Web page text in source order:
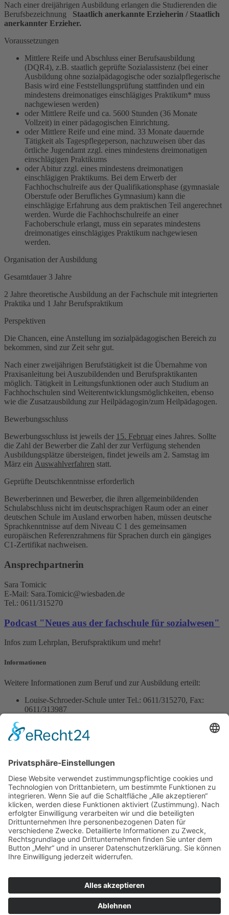
Nach einer dreijährigen Ausbildung erlangen die Studierenden die
Berufsbezeichnung Staatlich anerkannte Erzieherin / Staatlich
anerkannter Erzieher.
Voraussetzungen
Mittlere Reife und Abschluss einer Berufsausbildung
(DQR4), z.B. staatlich geprüfte Sozialassistenz (bei einer
Ausbildung ohne sozialpädagogische oder sozialpflegerische
Basis wird eine Feststellungsprüfung stattfinden und ein
mindestens dreimonatiges einschlägiges Praktikum* muss
nachgewiesen werden)
oder Mittlere Reife und ca. 5600 Stunden (36 Monate
Vollzeit) in einer pädagogischen Einrichtung.
oder Mittlere Reife und eine mind. 33 Monate dauernde
Tätigkeit als Tagespflegeperson, nachzuweisen über das
örtliche Jugendamt zzgl. eines mindestens dreimonatigen
einschlägigen Praktikums
oder Abitur zzgl. eines mindestens dreimonatigen
einschlägigen Praktikums. Bei dem Erwerb der
Fachhochschulreife aus der Qualifikationsphase (gymnasiale
Oberstufe oder Berufliches Gymnasium) kann die
einschlägige Erfahrung aus dem praktischen Teil angerechnet
werden. Wurde die Fachhochschulreife an einer
Fachoberschule erlangt, muss ein separates mindestens
dreimonatiges einschlägiges Praktikum nachgewiesen
werden.
Organisation der Ausbildung
Gesamtdauer 3 Jahre
2 Jahre theoretische Ausbildung an der Fachschule mit integrierten
Praktika und 1 Jahr Berufspraktikum
Perspektiven
Die Chancen, eine Anstellung im sozialpädagogischen Bereich zu
bekommen, sind zur Zeit sehr gut.
Nach einer zweijährigen Berufstätigkeit ist die Übernahme von
Praxisanleitung bei Auszubildenden und Berufspraktikanten
möglich. Tätigkeit in Leitungsfunktionen oder auch Studium an
Fachhochschulen sind Weiterentwicklungsmöglichkeiten, ebenso
wie die Zusatzausbildung zur Heilpädagogin/zum Heilpädagogen.
Bewerbungsschluss
Bewerbungsschluss ist jeweils der 15. Februar eines Jahres. Sollte
die Zahl der Bewerber die Zahl der zur Verfügung stehenden
Ausbildungsplätze übersteigen, findet jeweils am 2. Samstag im
März ein Auswahlverfahren statt.
Geprüfte Deutschkenntnisse erforderlich
Bewerberinnen und Bewerber, die ihren allgemeinbildenden
Schulabschluss nicht im deutschsprachigen Raum oder an einer
deutschen Schule im Ausland erworben haben, müssen deutsche
Sprachkenntnisse auf dem Niveau C 1 des gemeinsamen
europäischen Referenzrahmens für Sprachen durch ein gängiges
C1-Zertifikat nachweisen.
Ansprechpartnerin
Sara Tomicic
E-Mail: Sara.Tomicic@wiesbaden.de
Tel.: 0611/315270
Podcast "Neues aus der fachschule für sozialwesen"
Infos zum Lehrplan, Berufspraktikum und mehr!
Informationen
Weitere Informationen zum Beruf und zur Ausbildung erteilt:
Louise-Schroeder-Schule unter Tel.: 0611/315270, Fax:
0611/313987
Amt für Soziale Arbeit, Wiesbaden
Anmeldeformular FSP Vollzeit
Merkblatt für die Ausbildung
Beglaubigungen benötigter Dokumente: Z.B. bei den
Wiesbadener Ortsgerichten
Bitte schicken Sie Bewerbungen ausschliesslich mit der Post
an die Schule und nicht per Mail!
Drucken
Louise-Schroeder-Schule
0611/315270
poststelle@louise-schroeder-
schule.wiesbaden.schulverwaltung.hessen.de